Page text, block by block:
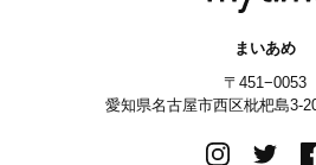
まいあめ
〒451−0053
愛知県名古屋市西区枇杷島3-